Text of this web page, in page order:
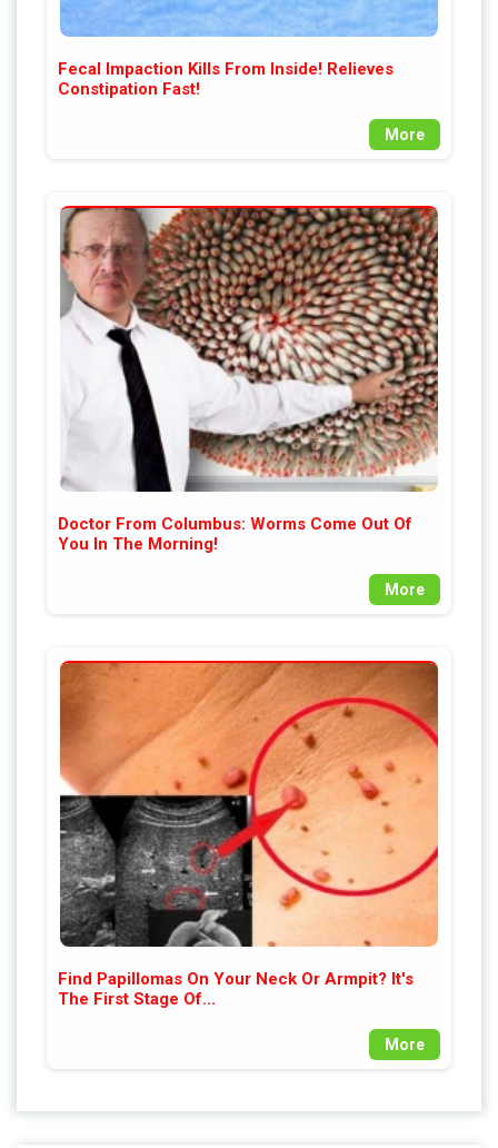
Fecal Impaction Kills From Inside! Relieves
Constipation Fast!
More
Doctor From Columbus: Worms Come Out Of
You In The Morning!
More
Find Papillomas On Your Neck Or Armpit? It's
The First Stage Of...
More